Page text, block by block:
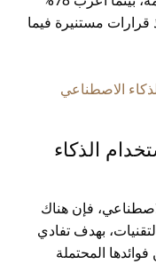
مستنيرة فيما
الاصطناعي
الذكاء
فإن هناك
بهدف تفادي
المحتملة